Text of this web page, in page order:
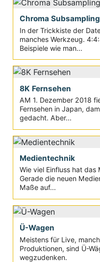
Chroma Subsampling
In der Trickkiste der
manches Werkzeug.
Beispiele wie man...
8K Fernsehen
AM 1. Dezember 2018
Fernsehen in Japan,
gedacht. Aber...
Medientechnik
Wie viel Einfluss hat das
Gerade die neuen
Maße auf...
Ü-Wagen
Meistens für Live,
Produktionen, sind Ü-
wegzudenken.